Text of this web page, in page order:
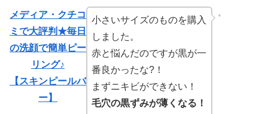
小さいサイズのものを購入
しました。
赤と悩んだのですが黒が一
番良かったな?！
まずニキビができない！
毛穴の黒ずみが薄くなる！
メディア・クチコ
ミで大評判★毎日
の洗顔で簡単ピー
リング♪
【スキンピールバ
ー】